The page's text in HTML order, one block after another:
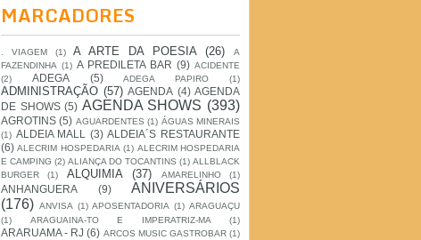
MARCADORES
. VIAGEM (1) A ARTE DA POESIA (26)
A
FAZENDINHA (1) A PREDILETA BAR (9) ACIDENTE
(2)
ADEGA (5) ADEGA PAPIRO (1)
ADMINISTRAÇÃO (57) AGENDA (4) AGENDA
DE SHOWS (5) AGENDA SHOWS (393)
AGROTINS (5) AGUARDENTES (1) ÁGUAS MINERAIS
(1) ALDEIA MALL (3) ALDEIA´S RESTAURANTE
(6) ALECRIM HOSPEDARIA (1) ALECRIM HOSPEDARIA
E CAMPING (2) ALIANÇA DO TOCANTINS (1) ALLBLACK
BURGER
(1) ALQUIMIA (37) AMARELINHO (1)
ANHANGUERA (9)
ANIVERSÁRIOS
(176) ANVISA (1) APOSENTADORIA (1) ARAGUAÇU
(1)
ARAGUAINA-TO E IMPERATRIZ-MA (1)
ARARUAMA - RJ (6) ARCOS MUSIC GASTROBAR (1)